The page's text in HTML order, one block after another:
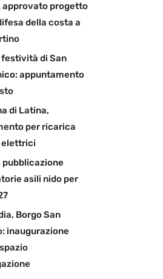
approvato progetto
della costa a
festività di San
appuntamento
di Latina,
per ricarica
pubblicazione
asili nido per
Borgo San
inaugurazione